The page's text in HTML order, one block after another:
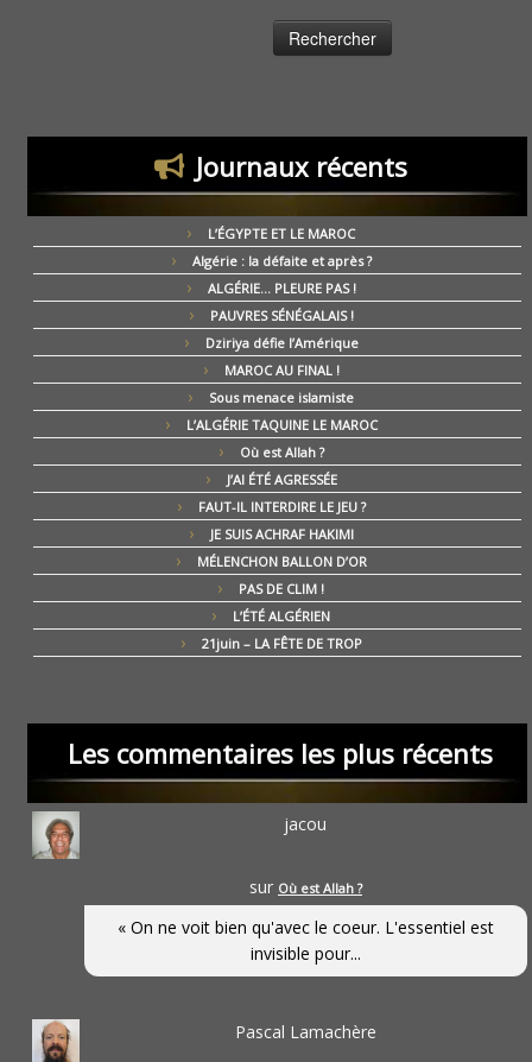
Journaux récents
L’ÉGYPTE ET LE MAROC
Algérie : la défaite et après ?
ALGÉRIE… PLEURE PAS !
PAUVRES SÉNÉGALAIS !
Dziriya défie l’Amérique
MAROC AU FINAL !
Sous menace islamiste
L’ALGÉRIE TAQUINE LE MAROC
Où est Allah ?
J’AI ÉTÉ AGRESSÉE
FAUT-IL INTERDIRE LE JEU ?
JE SUIS ACHRAF HAKIMI
MÉLENCHON BALLON D’OR
PAS DE CLIM !
L’ÉTÉ ALGÉRIEN
21juin – LA FÊTE DE TROP
Les commentaires les plus récents
jacou
sur Où est Allah ?
« On ne voit bien qu'avec le coeur. L'essentiel est
invisible pour...
Pascal Lamachère